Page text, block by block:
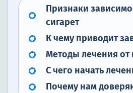
Признаки
сигарет
К чему приводит
Методы лечения от
С чего начать
Почему нам